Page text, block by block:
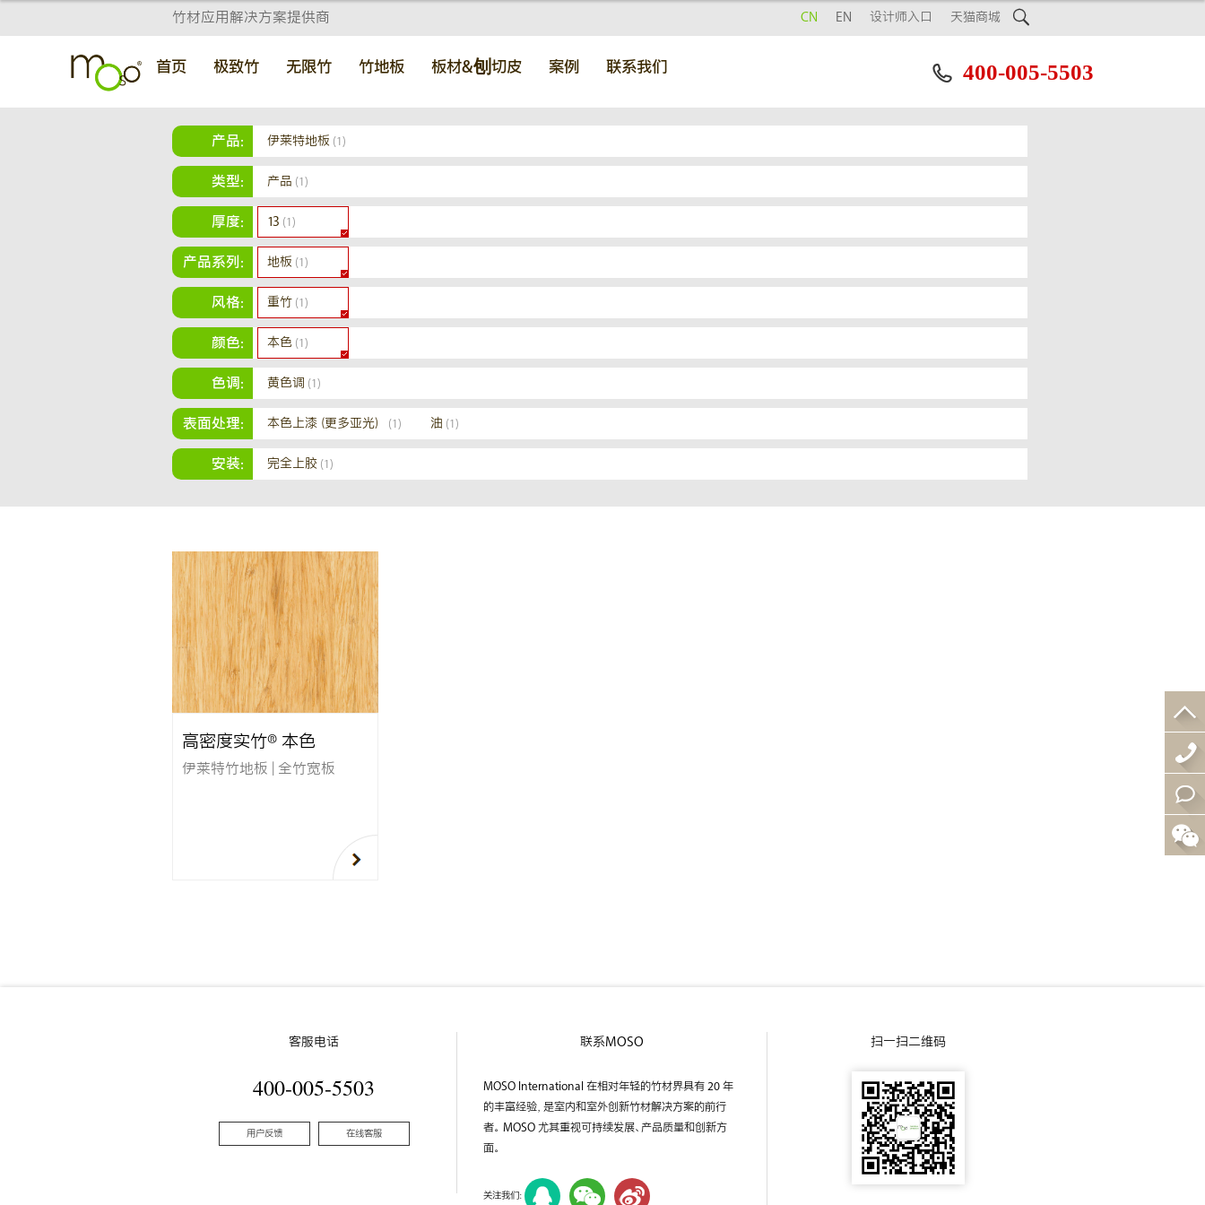
竹材应用解决方案提供商 
CN EN 设计师入口 天猫商城
首页 极致竹 无限竹 竹地板 板材&刨切皮 案例 联系我们  400-005-5503
产品: 伊莱特地板 (1)
类型: 产品 (1)
厚度: 13 (1)
产品系列: 地板 (1)
风格: 重竹 (1)
颜色: 本色 (1)
色调: 黄色调 (1)
表面处理: 本色上漆（更多亚光） (1) 油 (1)
安装: 完全上胶 (1)
高密度实竹® 本色
伊莱特竹地板 | 全竹宽板
客服电话
400-005-5503
用户反馈 在线客服
联系MOSO
MOSO International 在相对年轻的竹材界具有 20 年
的丰富经验，是室内和室外创新竹材解决方案的前行
者。 MOSO 尤其重视可持续发展、产品质量和创新方
面。
关注我们：
扫一扫二维码
线